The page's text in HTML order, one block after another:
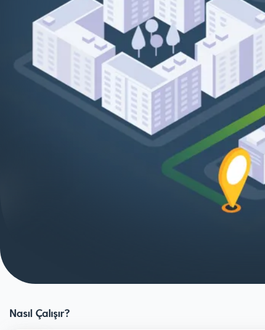
Nasıl Çalışır?